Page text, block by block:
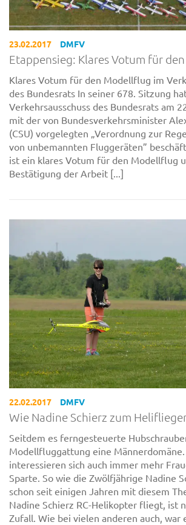
23.02.2017 DMFV
Etappensieg: Klares Votum für
Klares Votum für den Modellflug im
des Bundesrats In seiner 678. Sitzung
Verkehrsausschuss des Bundesrats am
mit der von Bundesverkehrsminister
(CSU) vorgelegten „Verordnung zur
von unbemannten Fluggeräten”
ist ein klares Votum für den Modellflug
Bestätigung der Arbeit [...]
22.02.2017 DMFV
Wie Nadine Schierz zum
Seitdem es ferngesteuerte
Modellfluggattung eine Männerdomäne.
interessieren sich auch immer mehr
Sparte. So wie die Zwölfjährige Nadine
schon seit einigen Jahren mit diesem
Nadine Schierz RC-Helikopter fliegt, ist
Zufall. Wie bei vielen anderen auch, war